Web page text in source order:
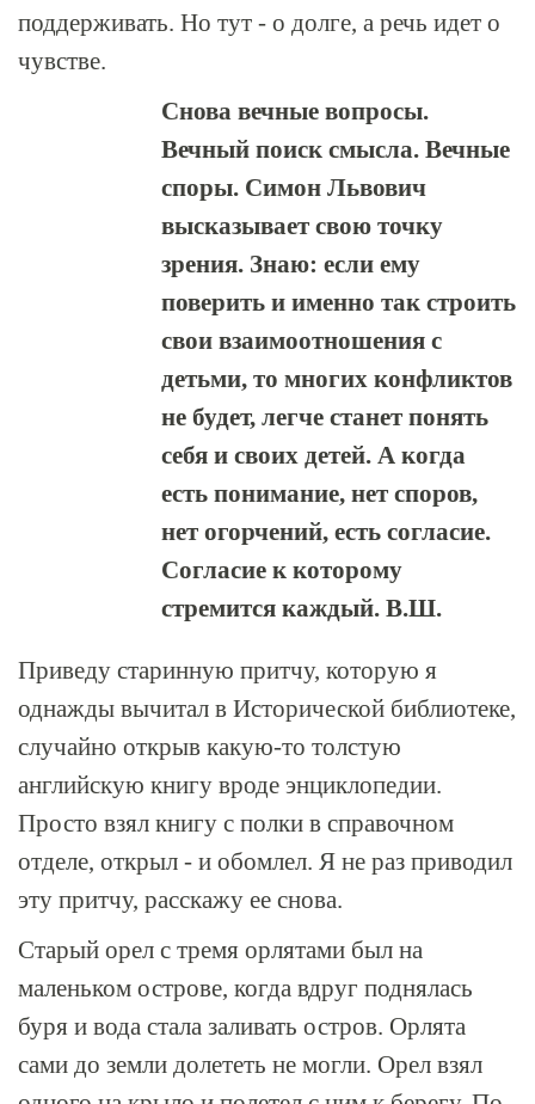
поддерживать. Но тут - о долге, а речь идет о
чувстве.
Снова вечные вопросы.
Вечный поиск смысла. Вечные
споры. Симон Львович
высказывает свою точку
зрения. Знаю: если ему
поверить и именно так строить
свои взаимоотношения с
детьми, то многих конфликтов
не будет, легче станет понять
себя и своих детей. А когда
есть понимание, нет споров,
нет огорчений, есть согласие.
Согласие к которому
стремится каждый. В.Ш.
Приведу старинную притчу, которую я
однажды вычитал в Исторической библиотеке,
случайно открыв какую-то толстую
английскую книгу вроде энциклопедии.
Просто взял книгу с полки в справочном
отделе, открыл - и обомлел. Я не раз приводил
эту притчу, расскажу ее снова.
Старый орел с тремя орлятами был на
маленьком острове, когда вдруг поднялась
буря и вода стала заливать остров. Орлята
сами до земли долететь не могли. Орел взял